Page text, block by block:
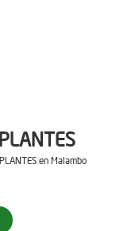
en Malambo